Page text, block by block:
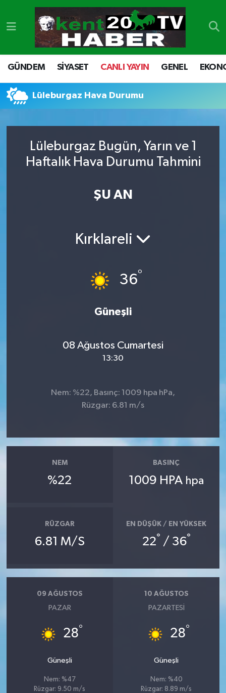
GÜNDEM SİYASET CANLI YAYIN GENEL
Lüleburgaz Hava Durumu
Lüleburgaz Bugün, Yarın ve 1
Haftalık Hava Durumu Tahmini
ŞU AN
Kırklareli
36°
Güneşli
08 Ağustos Cumartesi
13:30
Nem: %22, Basınç: 1009 hpa hPa,
Rüzgar: 6.81 m/s
NEM
%22
BASINÇ
1009 HPA hpa
RÜZGAR
6.81 M/S
EN DÜŞÜK / EN YÜKSEK
22° / 36°
09 AĞUSTOS
PAZAR
28°
Güneşli
Nem: %47
Rüzgar: 9.50 m/s
10 AĞUSTOS
PAZARTESI
28°
Güneşli
Nem: %40
Rüzgar: 8.89 m/s
GÜNDEM
SİYASET
EKONOMİ
SPOR
Denizli Nöbetçi Eczaneler
Denizli Hava Durumu
Süper Lig Puan Durumu ve Fikstür
Tüm Manşetler
Son Dakika Haberleri